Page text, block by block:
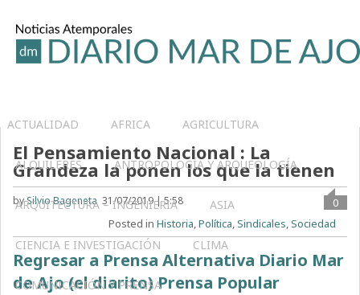
ACTUALIDAD AFRICA AGRICULTURA
ALQUILERES ANTROPOLOGÍA Y ARQUEOLOGÍA
ARQUITECTURA – INGENIERIA ASIA
CIENCIA E INVESTIGACIÓN CLIMA
COMUNICACIÓN Y PRENSA
El Pensamiento Nacional : La
Grandeza la ponen los que la tienen
bySilvio Bageneta 31/07/2019 | 5:58
0
Posted in Historia,Política,Sindicales,Sociedad
Regresar a Prensa Alternativa Diario Mar
de Ajo (el diarito) Prensa Popular